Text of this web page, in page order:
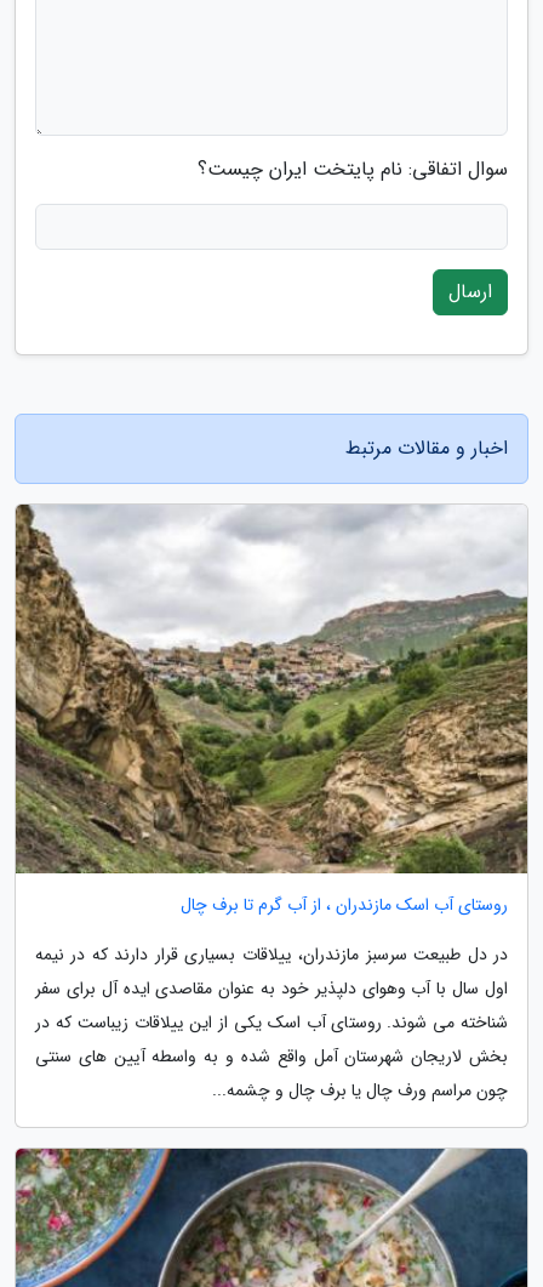
سوال اتفاقی: نام پایتخت ایران چیست؟
ارسال
اخبار و مقالات مرتبط
روستای آب اسک مازندران ، از آب گرم تا برف چال
در دل طبیعت سرسبز مازندران، ییلاقات بسیاری قرار دارند که در نیمه
اول سال با آب وهوای دلپذیر خود به عنوان مقاصدی ایده آل برای سفر
شناخته می شوند. روستای آب اسک یکی از این ییلاقات زیباست که در
بخش لاریجان شهرستان آمل واقع شده و به واسطه آیین های سنتی
چون مراسم ورف چال یا برف چال و چشمه...